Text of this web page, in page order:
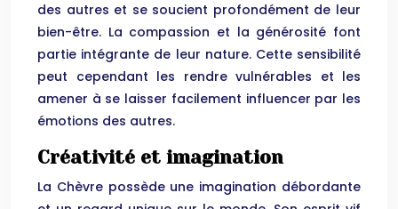
des autres et se soucient profondément de leur
bien-être. La compassion et la générosité font
partie intégrante de leur nature. Cette sensibilité
peut cependant les rendre vulnérables et les
amener à se laisser facilement influencer par les
émotions des autres.
Créativité et imagination
La Chèvre possède une imagination débordante